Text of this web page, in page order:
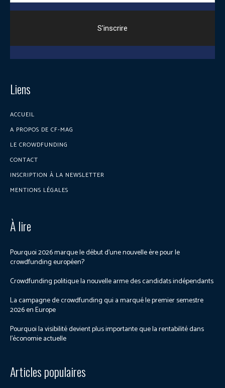
Liens
ACCUEIL
A PROPOS DE CF-MAG
LE CROWDFUNDING
CONTACT
INSCRIPTION À LA NEWSLETTER
MENTIONS LÉGALES
À lire
Pourquoi 2026 marque le début d’une nouvelle ère pour le
crowdfunding européen?
Crowdfunding politique la nouvelle arme des candidats indépendants
La campagne de crowdfunding qui a marqué le premier semestre
2026 en Europe
Pourquoi la visibilité devient plus importante que la rentabilité dans
l’économie actuelle
Articles populaires